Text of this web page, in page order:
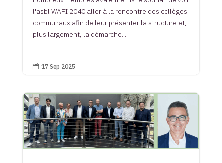
l'asbl WAPI 2040 aller à la rencontre des collèges
communaux afin de leur présenter la structure et,
plus largement, la démarche...
 17 Sep 2025